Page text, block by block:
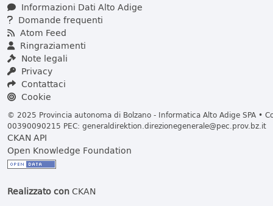
Informazioni Dati Alto Adige
Domande frequenti
Atom Feed
Ringraziamenti
Note legali
Privacy
Contattaci
Cookie
© 2025 Provincia autonoma di Bolzano - Informatica Alto Adige SPA •
00390090215 PEC: generaldirektion.direzionegenerale@pec.prov.bz.it
CKAN API
Open Knowledge Foundation
Realizzato conCKAN